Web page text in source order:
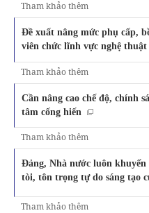
Tham khảo thêm
Đề xuất nâng mức phụ cấp,
viên chức lĩnh vực nghệ thuật
Tham khảo thêm
Cần nâng cao chế độ, chính
tâm cống hiến
Tham khảo thêm
Đảng, Nhà nước luôn
tòi, tôn trọng tự do sáng tạo
Tham khảo thêm